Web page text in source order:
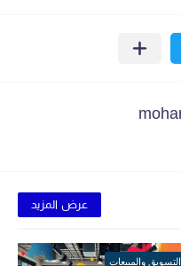
عرض المزيد
التسويق والمبيعات